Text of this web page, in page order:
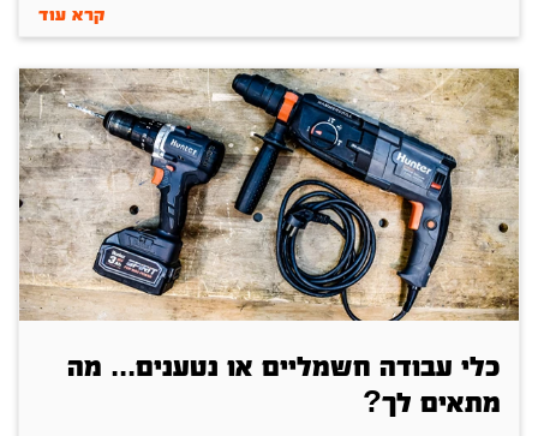
קרא עוד
כלי עבודה חשמליים או נטענים... מה
מתאים לך?